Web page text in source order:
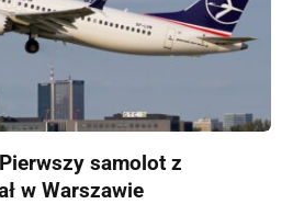
samolot z
w Warszawie